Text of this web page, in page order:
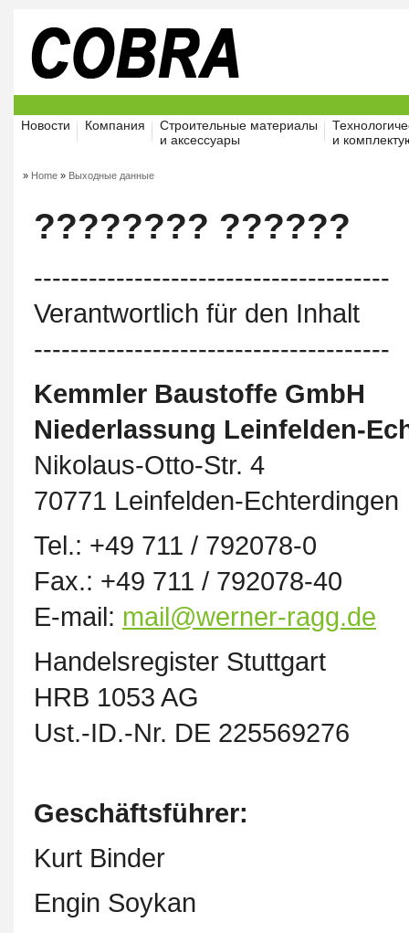
Новости Компания
Строительные материалы
и аксессуары
и
» Home » Выходные данные
???????? ??????
---------------------------------------
Verantwortlich für den Inhalt
---------------------------------------
Kemmler Baustoffe GmbH
Niederlassung Leinfelden-
Nikolaus-Otto-Str. 4
70771 Leinfelden-Echterdingen
Tel.: +49 711 / 792078-0
Fax.: +49 711 / 792078-40
E-mail: mail@werner-ragg.de
Handelsregister Stuttgart
HRB 1053 AG
Ust.-ID.-Nr. DE 225569276
Geschäftsführer:
Kurt Binder
Engin Soykan